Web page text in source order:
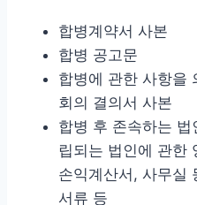
합병계약서 사본
합병 공고문
합병에 관한 사항을
회의 결의서 사본
합병 후 존속하는
립되는 법인에 관한
손익계산서, 사무실
서류 등